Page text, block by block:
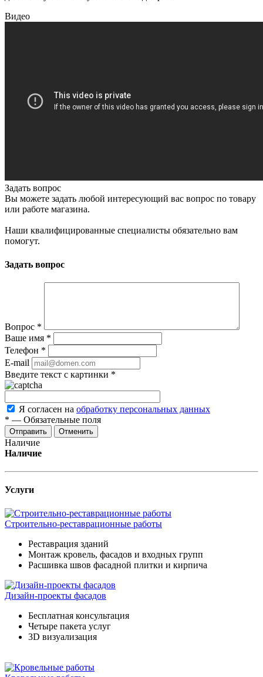
Видео
Задать вопрос
Вы можете задать любой интересующий вас вопрос по товару
или работе магазина.
Наши квалифицированные специалисты обязательно вам
помогут.
Задать вопрос
Вопрос *
Ваше имя *
Телефон *
E-mail
Введите текст с картинки *
Я согласен на обработку персональных данных
* — Обязательные поля
Отменить
Наличие
Наличие
Услуги
Строительно-реставрационные работы
Реставрация зданий
Монтаж кровель, фасадов и входных групп
Расшивка швов фасадной плитки и кирпича
Дизайн-проекты фасадов
Бесплатная консультация
Четыре пакета услуг
3D визуализация